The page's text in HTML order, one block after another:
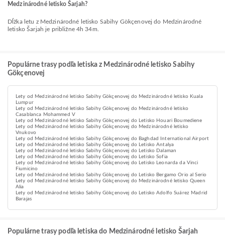
Medzinárodné letisko Šarjah?
Dĺžka letu z Medzinárodné letisko Sabihy Gökçenovej do Medzinárodné
letisko Šarjah je približne 4h 34m.
Populárne trasy podľa letiska z Medzinárodné letisko Sabihy
Gökçenovej
Lety od Medzinárodné letisko Sabihy Gökçenovej do Medzinárodné letisko Kuala
Lumpur
Lety od Medzinárodné letisko Sabihy Gökçenovej do Medzinárodné letisko
Casablanca Mohammed V
Lety od Medzinárodné letisko Sabihy Gökçenovej do Letisko Houari Boumediene
Lety od Medzinárodné letisko Sabihy Gökçenovej do Medzinárodné letisko
Vnukovo
Lety od Medzinárodné letisko Sabihy Gökçenovej do Baghdad International Airport
Lety od Medzinárodné letisko Sabihy Gökçenovej do Letisko Antalya
Lety od Medzinárodné letisko Sabihy Gökçenovej do Letisko Dalaman
Lety od Medzinárodné letisko Sabihy Gökçenovej do Letisko Sofia
Lety od Medzinárodné letisko Sabihy Gökçenovej do Letisko Leonarda da Vinci
Fiumicino
Lety od Medzinárodné letisko Sabihy Gökçenovej do Letisko Bergamo Orio al Serio
Lety od Medzinárodné letisko Sabihy Gökçenovej do Medzinárodné letisko Queen
Alia
Lety od Medzinárodné letisko Sabihy Gökçenovej do Letisko Adolfo Suárez Madrid
Barajas
Populárne trasy podľa letiska do Medzinárodné letisko Šarjah